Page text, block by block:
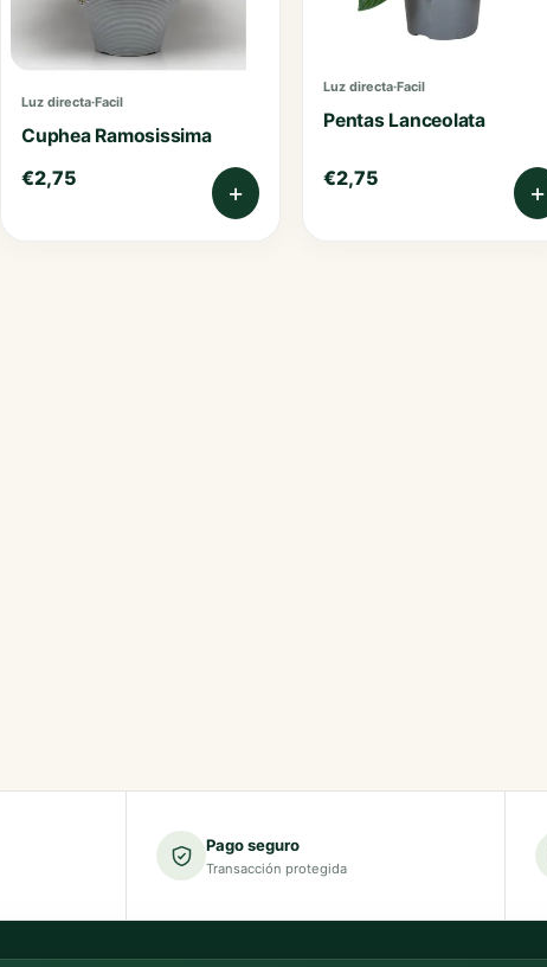
Luz directa·Facil
Cuphea Ramosissima
€2,75 +
Luz directa·Facil
Pentas Lanceolata
€2,75 +
Pago seguro
Transacción protegida